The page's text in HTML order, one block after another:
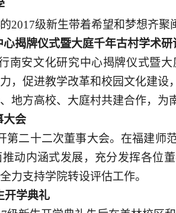
2017级新生带着希望和梦想齐聚
揭牌仪式暨大庭千年古村学术研
南安文化研究中心揭牌仪式暨
，促进教学改革和校园文化建
地方高校、大庭村共建合作，为
大会
第二十二次董事大会。在福建师
动内涵式发展，充分发挥各位
力支持学院转设评估工作。
开学典礼